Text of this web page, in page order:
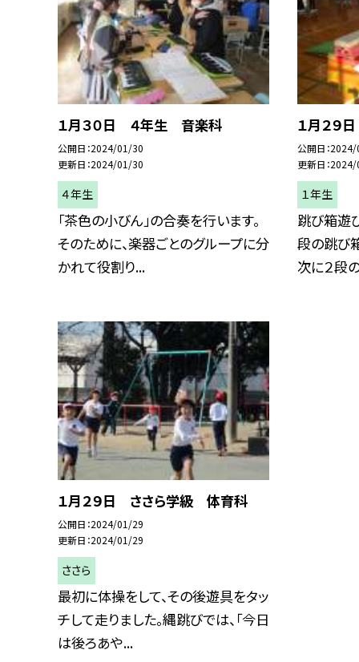
１月３０日 ４年生 音楽科
公開日 2024/01/30
更新日 2024/01/30
４年生
「茶色の小びん」の合奏を行います。
そのために、楽器ごとのグループに分
かれて役割り...
１月２
公開日
更新日
１年生
跳び箱遊
段の跳び
次に２段
１月２９日 ささら学級 体育科
公開日 2024/01/29
更新日 2024/01/29
ささら
最初に体操をして、その後遊具をタッ
チして走りました。縄跳びでは、「今日
は後ろあや...